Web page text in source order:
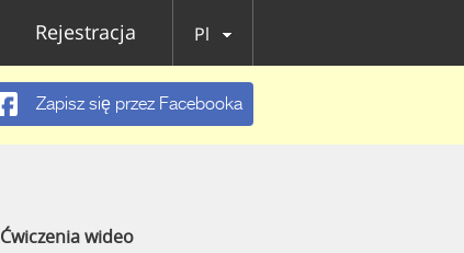
Rejestracja Pl
Zapisz się przez Facebooka
Ćwiczenia wideo